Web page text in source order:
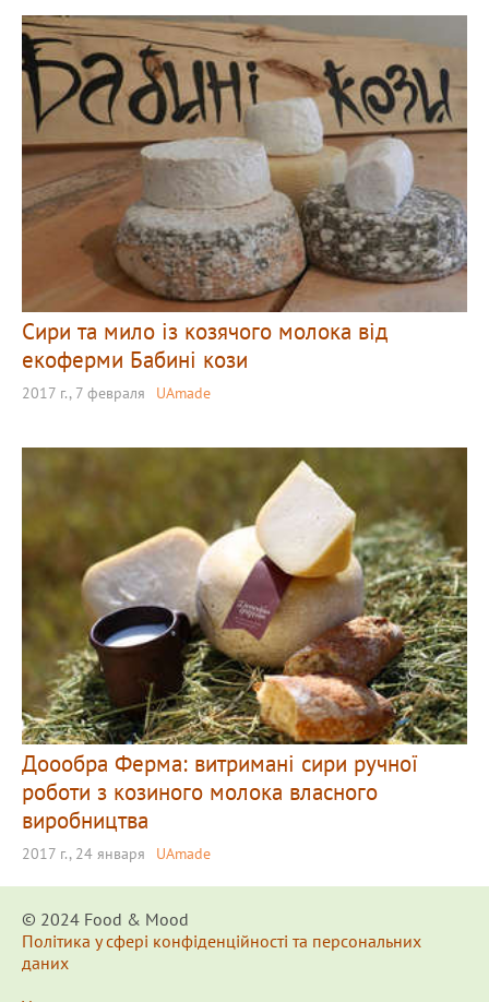
Сири та мило із козячого молока від
екоферми Бабині кози
2017 г., 7 февраля UAmade
Доообра Ферма: витримані сири ручної
роботи з козиного молока власного
виробництва
2017 г., 24 января UAmade
© 2024 Food & Мood
Політика у сфері конфіденційності та персональних
даних